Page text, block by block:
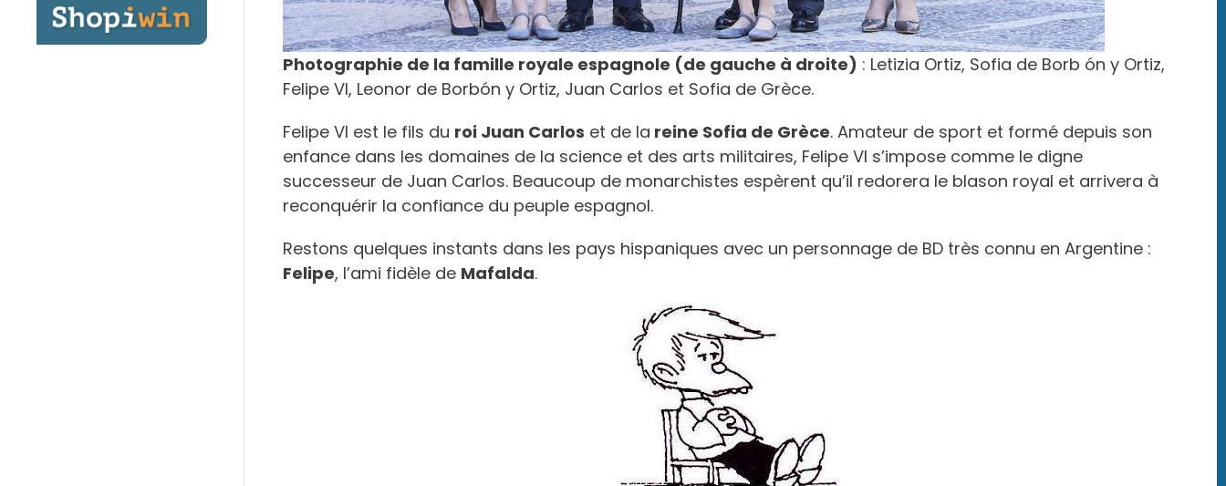
Photographie de la famille royale espagnole (de gauche à droite) : Letizia Ortiz, Sofia de Borb ón y Ortiz,
Felipe VI, Leonor de Borbón y Ortiz, Juan Carlos et Sofia de Grèce.
Felipe VI est le fils du roi Juan Carlos et de la reine Sofia de Grèce. Amateur de sport et formé depuis son
enfance dans les domaines de la science et des arts militaires, Felipe VI s’impose comme le digne
successeur de Juan Carlos. Beaucoup de monarchistes espèrent qu’il redorera le blason royal et arrivera à
reconquérir la confiance du peuple espagnol.
Restons quelques instants dans les pays hispaniques avec un personnage de BD très connu en Argentine :
Felipe, l’ami fidèle de Mafalda.